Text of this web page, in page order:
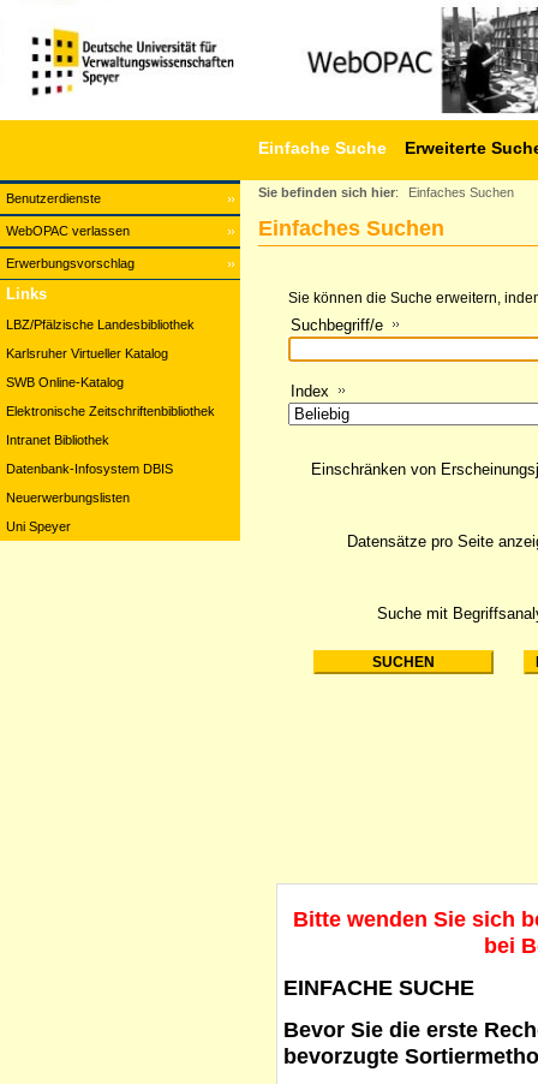
Benutzerdienste
WebOPAC verlassen
Erwerbungsvorschlag
Einfache Suche Erweiterte
Links
LBZ/Pfälzische Landesbibliothek
Karlsruher Virtueller Katalog
SWB Online-Katalog
Elektronische Zeitschriftenbibliothek
Intranet Bibliothek
Datenbank-Infosystem DBIS
Neuerwerbungslisten
Uni Speyer
Sie befinden sich hier: Einfaches Suchen
Einfaches Suchen
Sie können die Suche erweitern,
Suchbegriff/e
Index
Suche mit
Einschränken von
Datensätze pro Seite
Bitte wenden Sie sich
bei
EINFACHE SUCHE
Bevor Sie die erste
bevorzugte